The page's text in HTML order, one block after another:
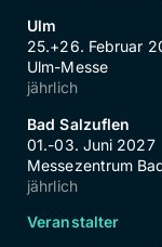
Ulm
25.+26. Februar
Ulm-Messe
jährlich
Bad Salzuflen
01.-03. Juni 2027
Messezentrum
jährlich
Veranstalter